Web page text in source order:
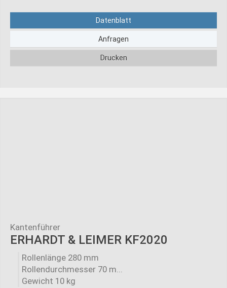
Datenblatt
Anfragen
Drucken
Kantenführer
ERHARDT & LEIMER KF2020
Rollenlänge 280 mm
Rollendurchmesser 70 m...
Gewicht 10 kg